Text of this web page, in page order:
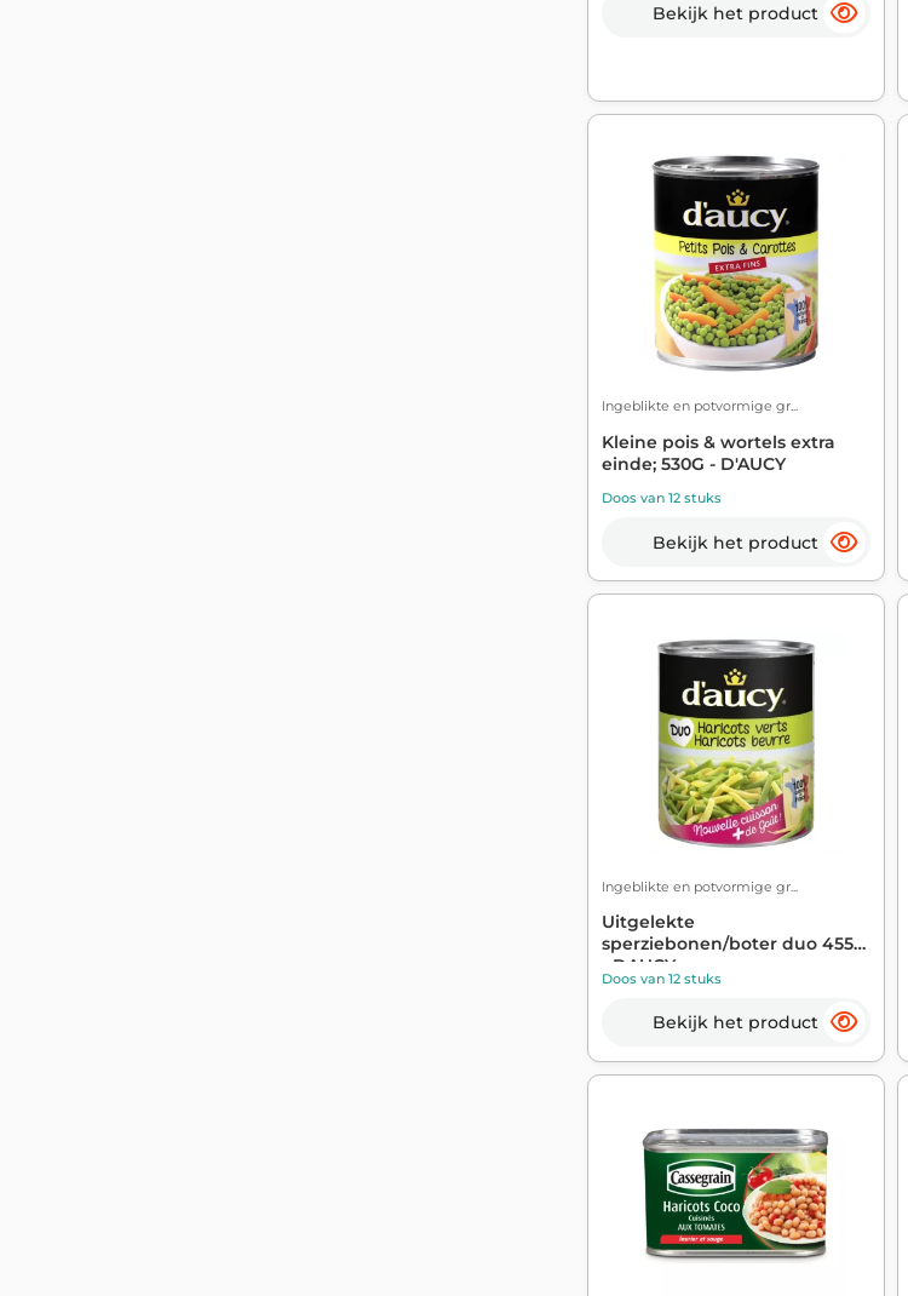
Bekijk het product
Ingeblikte en potvormige gr...
Kleine pois & wortels extra
einde; 530G - D'AUCY
Doos van 12 stuks
Bekijk het product
Ingeblikte en potvormige gr...
Uitgelekte
sperziebonen/boter duo 455g
- DAUCY
Doos van 12 stuks
Bekijk het product